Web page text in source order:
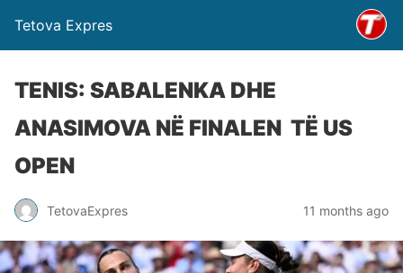
Tetova Expres
TENIS: SABALENKA DHE
ANASIMOVA NË FINALEN TË US
OPEN
TetovaExpres 11 months ago